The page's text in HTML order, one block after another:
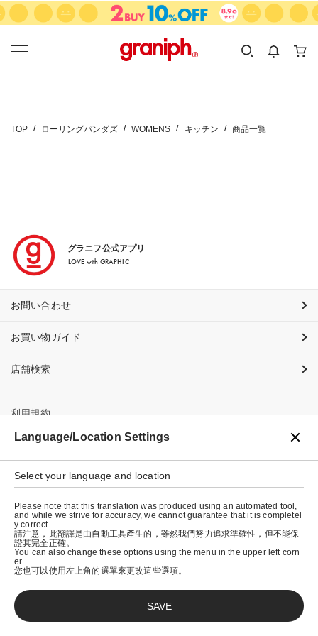
カテゴリーから探す
KIDS
カテゴリ
サイズ
TOP ローリングパンダズ WOMENS キッチン 商品一覧
グラニフ公式アプリ
LOVE with GRAPHIC
お問い合わせ
お買い物ガイド
店舗検索
利用規約
プライバシーポリシー
特定商取引法に基づく表示
会社概要
© graniph inc.
Language/Location Settings
Select your language and location
Please note that this translation was produced using an automated tool,
and while we strive for accuracy, we cannot guarantee that it is completel
y correct.
請注意，此翻譯是由自動工具產生的，雖然我們努力追求準確性，但不能保
證其完全正確。
You can also change these options using the menu in the upper left corn
er.
您也可以使用左上角的選單來更改這些選項。
SAVE